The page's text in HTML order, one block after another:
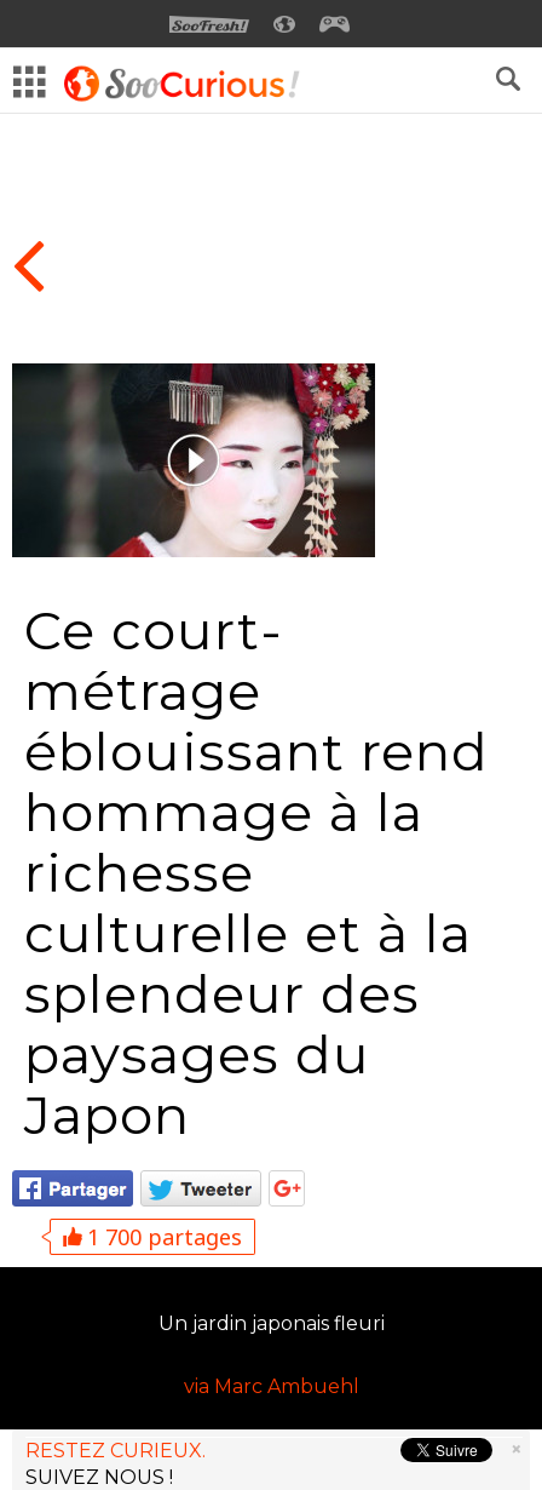
SOOFRESHSOOCURIOUS
Ce court-
métrage
éblouissant rend
hommage à la
richesse
culturelle et à la
splendeur des
paysages du
Japon
1 700 partages
Un jardin japonais fleuri
via Marc Ambuehl
×
RESTEZ CURIEUX.
SUIVEZ NOUS !